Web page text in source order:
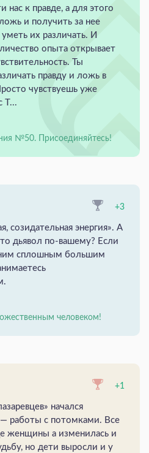
нас к правде, а для этого
и получить за нее
их различать. И
опыта открывает
Ты
правду и ложь в
чувствуешь уже
Т...
№50. Присоединяйтесь!
+3
созидательная энергия». А
дьявол по-вашему? Если
сплошным большим
человеком!
+1
начался
работы с потомками. Все
женщины а изменилась и
но дети выросли и у